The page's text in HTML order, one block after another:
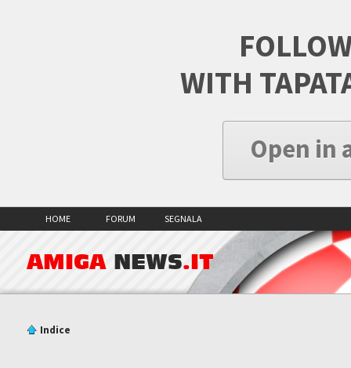
WITH
Open in
HOME FORUM SEGNALA
AMIGA NEWS.IT
Indice